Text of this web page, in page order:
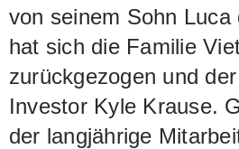
von seinem Sohn Luca
hat sich die Familie
zurückgezogen und
Investor Kyle Krause.
der langjährige